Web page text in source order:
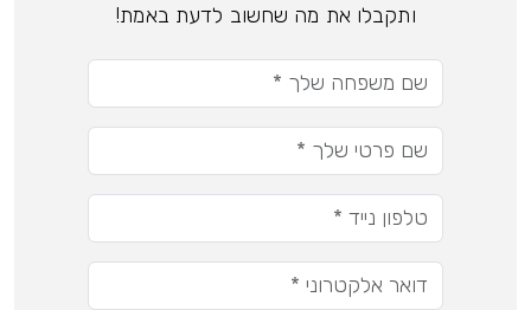
ותקבלו את מה שחשוב לדעת באמת!